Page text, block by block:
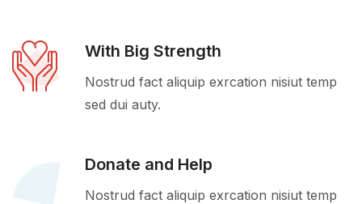
With Big Strength
Nostrud fact aliquip exrcation nisiut temp
sed dui auty.
Donate and Help
Nostrud fact aliquip exrcation nisiut temp